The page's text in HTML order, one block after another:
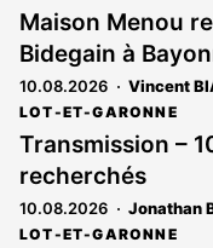
Maison Menou
Bidegain à
10.08.2026 Vincent
LOT-ET-GARONNE
Transmission –
recherchés
10.08.2026 Jonathan
LOT-ET-GARONNE